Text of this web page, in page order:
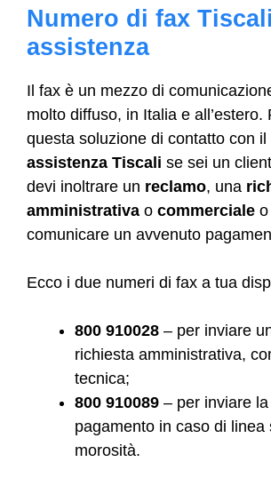
Numero di fax
assistenza
Il fax è un mezzo di
molto diffuso, in Italia e all’estero.
questa soluzione di contatto con il
assistenza Tiscali se sei un
devi inoltrare un reclamo, una
amministrativa o commerciale
comunicare un avvenuto
Ecco i due numeri di fax a tua
800 910028 – per inviare
richiesta amministrativa,
tecnica;
800 910089 – per inviare
pagamento in caso di linea
morosità.